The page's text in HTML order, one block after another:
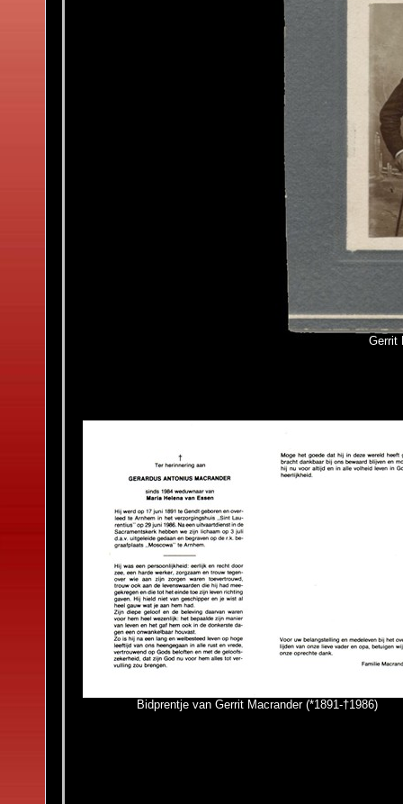
Bidprentje van Gerrit Macrander (*1891-†1986)
Gerrit